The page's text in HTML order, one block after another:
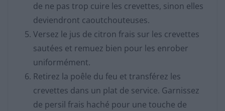
de ne pas trop cuire les crevettes, sinon elles
deviendront caoutchouteuses.
Versez le jus de citron frais sur les crevettes
sautées et remuez bien pour les enrober
uniformément.
Retirez la poêle du feu et transférez les
crevettes dans un plat de service. Garnissez
de persil frais haché pour une touche de